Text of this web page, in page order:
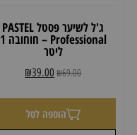
ג'ל לשיער פסטל PASTEL
Professional – חוחובה 1
ליטר
₪69.00
₪39.00
הוספה לסל